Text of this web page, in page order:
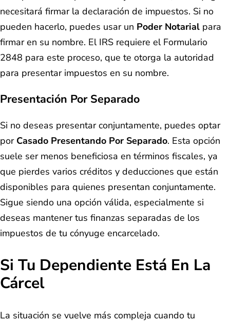
necesitará firmar la declaración de impuestos. Si no
pueden hacerlo, puedes usar un Poder Notarial para
firmar en su nombre. El IRS requiere el Formulario
2848 para este proceso, que te otorga la autoridad
para presentar impuestos en su nombre.
Presentación Por Separado
Si no deseas presentar conjuntamente, puedes optar
por Casado Presentando Por Separado. Esta opción
suele ser menos beneficiosa en términos fiscales, ya
que pierdes varios créditos y deducciones que están
disponibles para quienes presentan conjuntamente.
Sigue siendo una opción válida, especialmente si
deseas mantener tus finanzas separadas de los
impuestos de tu cónyuge encarcelado.
Si Tu Dependiente Está En La
Cárcel
La situación se vuelve más compleja cuando tu